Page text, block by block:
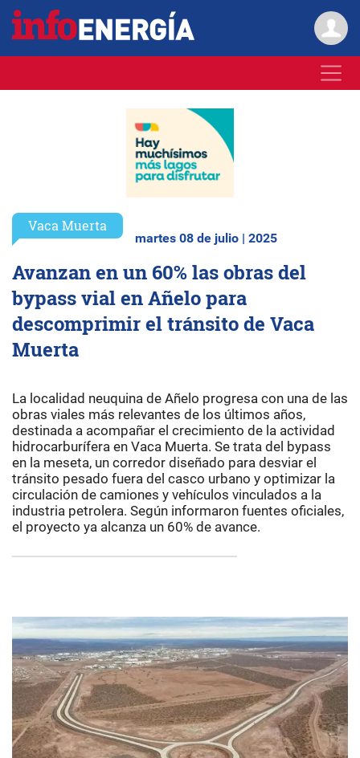
Vaca Muerta
martes 08 de julio | 2025
Avanzan en un 60% las obras del
bypass vial en Añelo para
descomprimir el tránsito de Vaca
Muerta
La localidad neuquina de Añelo progresa con una de las
obras viales más relevantes de los últimos años,
destinada a acompañar el crecimiento de la actividad
hidrocarburífera en Vaca Muerta. Se trata del bypass
en la meseta, un corredor diseñado para desviar el
tránsito pesado fuera del casco urbano y optimizar la
circulación de camiones y vehículos vinculados a la
industria petrolera. Según informaron fuentes oficiales,
el proyecto ya alcanza un 60% de avance.